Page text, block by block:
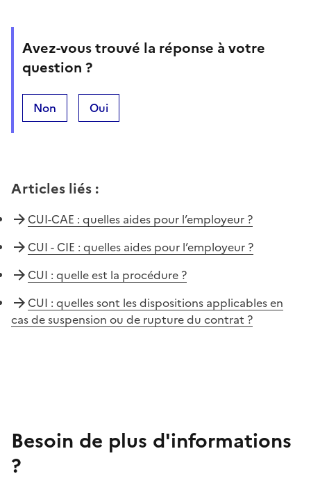
Avez-vous trouvé la réponse à votre
question ?
Non Oui
Articles liés :
CUI-CAE : quelles aides pour l’employeur ?
CUI - CIE : quelles aides pour l’employeur ?
CUI : quelle est la procédure ?
CUI : quelles sont les dispositions applicables en
cas de suspension ou de rupture du contrat ?
Besoin de plus d'informations
?